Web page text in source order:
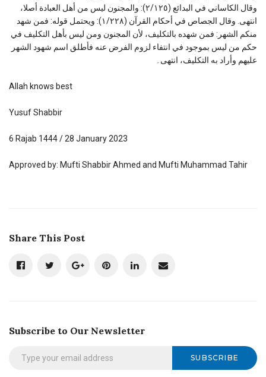
وقال الكاساني في البدائع (٢/١٢٥): والمجنون ليس من أهل العبادة أصلا،
انتهى. وقال الجصاص في أحكام القرآن (١/٢٢٨): ويحتمل قوله: فمن شهد
منكم الشهر: فمن شهده بالتكليف، لأن المجنون ومن ليس بأهل التكليف في
حكم من ليس بموجود في انتفاء لزوم الفرض عنه فأطلق اسم شهود الشهر
عليهم وأراد به التكليف، انتهى۔
Allah knows best
Yusuf Shabbir
6 Rajab 1444 / 28 January 2023
Approved by: Mufti Shabbir Ahmed and Mufti Muhammad Tahir
Share This Post
Subscribe to Our Newsletter
SUBSCRIBE